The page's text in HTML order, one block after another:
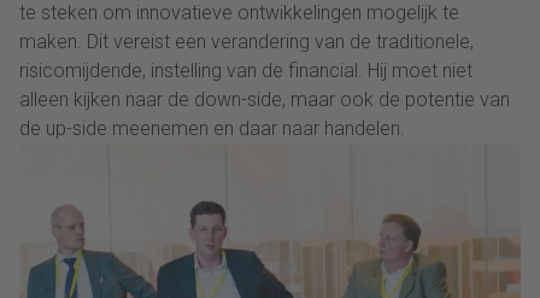
te steken om innovatieve ontwikkelingen mogelijk te
maken. Dit vereist een verandering van de traditionele,
risicomijdende, instelling van de financial. Hij moet niet
alleen kijken naar de down-side, maar ook de potentie van
de up-side meenemen en daar naar handelen.